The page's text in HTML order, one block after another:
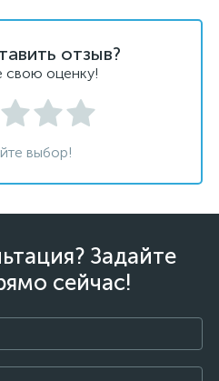
отзыв?
свою оценку!
выбор!
Задайте
сейчас!